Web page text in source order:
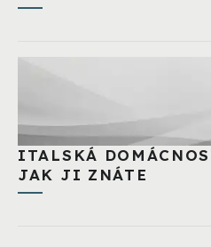
ITALSKÁ
JAK JI ZNÁTE